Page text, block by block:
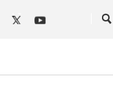
rete